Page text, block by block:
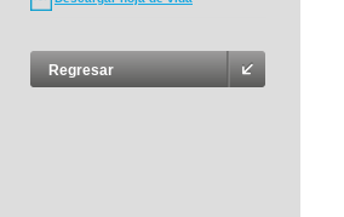
Regresar